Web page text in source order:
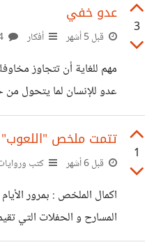
3
عدو خفي
قبل 5 أشهر أفكار
عدو للإنسان لما يتحول
خوض تجارب تصقل حياته .
تكون فكرية و علمية و
تعلمنا تجاهل مخاوفنا لا
التجربة و ذلك بسبب
الخوف من
1
تتمت ملخص
قبل 6 أشهر كتب
اكمال الملخص : بمرور
المسارح و الحفلات التي
يحضر لها ما تهواه . لكن